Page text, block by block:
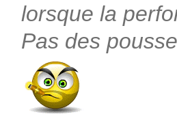
lorsque la
Pas des